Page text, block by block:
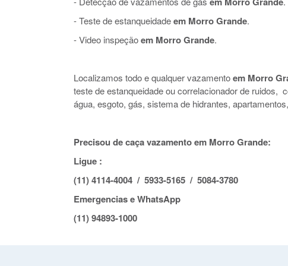
- Teste de estanqueidadeem Morro Grande.
- Video inspeçãoem Morro Grande.
Localizamos todo e qualquer vazamentoem Morro
teste de estanqueidade ou correlacionador de ruidos,
água, esgoto, gás, sistema de hidrantes,
Precisou de caça vazamento em Morro Grande:
Ligue :
(11) 4114-4004 / 5933-5165 / 5084-3780
Emergencias e WhatsApp
(11) 94893-1000